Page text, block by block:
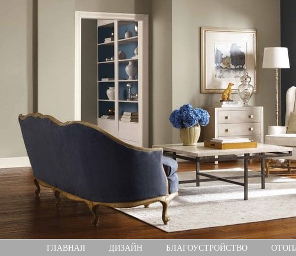
ГЛАВНАЯ ДИЗАЙН БЛАГОУСТРОЙСТВО